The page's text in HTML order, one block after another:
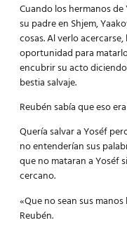
Cuando los hermanos
su padre en Shjem,
cosas. Al verlo
oportunidad para
encubrir su acto
bestia salvaje.
Reubén sabía que eso
Quería salvar a Yoséf
no entenderían sus
que no mataran a Yoséf
cercano.
«Que no sean sus
Reubén.